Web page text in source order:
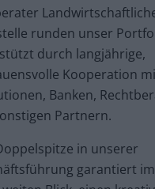
runden unser
durch langjährige,
Kooperation
Banken,
Partnern.
in unserer
garantiert